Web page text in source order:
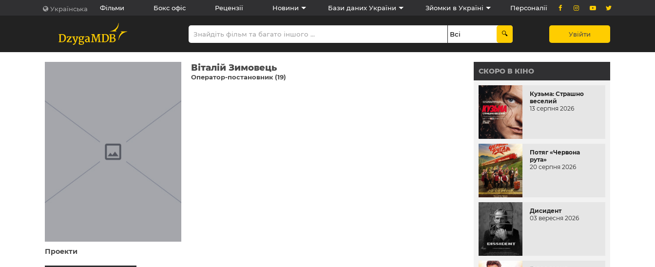
Українська Фільми Бокс офіс Рецензії Новини Бази даних України Зйомки в Україні Персоналії
Увійти
Віталій Зимовець
Оператор-постановник (19)
Проекти
СКОРО В КІНО
Кузьма: Страшно
веселий
13 серпня 2026
Потяг «Червона
рута»
20 серпня 2026
Дисидент
03 вересня 2026